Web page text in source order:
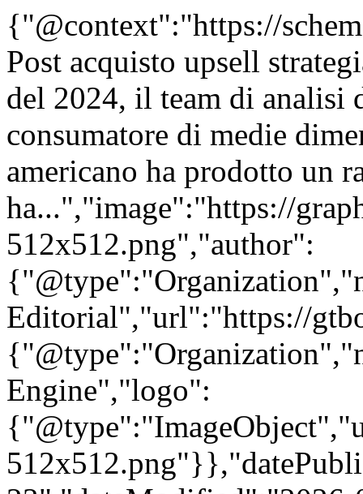
{"@context":"https://
Post acquisto upsell
del 2024, il team di analisi
consumatore di medie
americano ha prodotto un
ha...","image":"https://
512x512.png","author":
Editorial","url":"https://
Engine","logo":